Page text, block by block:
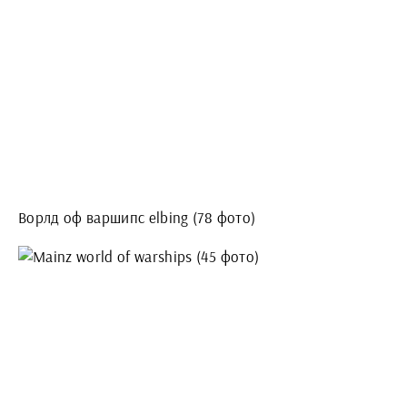
Ворлд оф варшипс elbing (78 фото)